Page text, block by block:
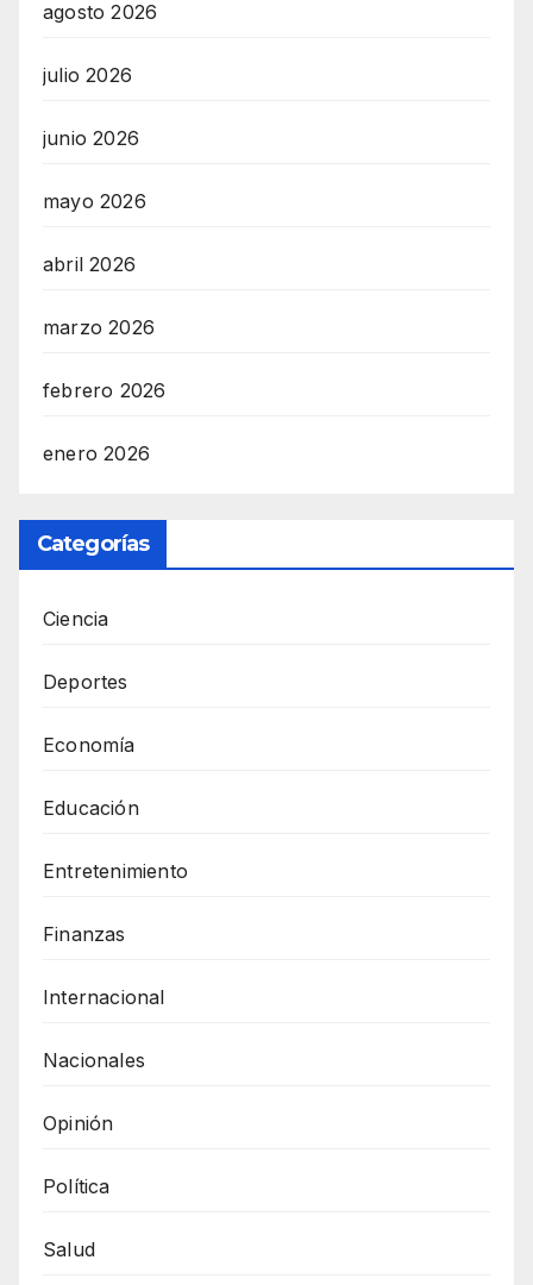
agosto 2026
julio 2026
junio 2026
mayo 2026
abril 2026
marzo 2026
febrero 2026
enero 2026
Categorías
Ciencia
Deportes
Economía
Educación
Entretenimiento
Finanzas
Internacional
Nacionales
Opinión
Política
Salud